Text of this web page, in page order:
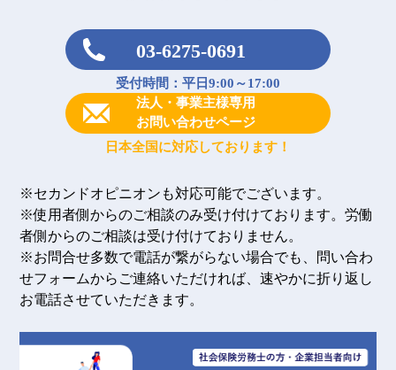
03-6275-0691
受付時間：平日9:00～17:00
法人・事業主様専用
お問い合わせページ
日本全国に対応しております！
※セカンドオピニオンも対応可能でございます。
※使用者側からのご相談のみ受け付けております。労働
者側からのご相談は受け付けておりません。
※お問合せ多数で電話が繋がらない場合でも、問い合わ
せフォームからご連絡いただければ、速やかに折り返し
お電話させていただきます。